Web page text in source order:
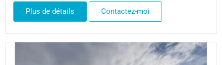
Plus de détails Contactez-moi